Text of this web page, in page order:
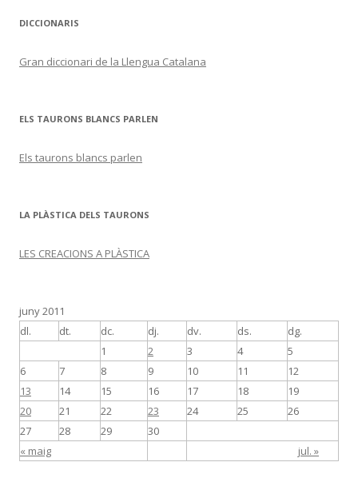
DICCIONARIS
Gran diccionari de la Llengua Catalana
ELS TAURONS BLANCS PARLEN
Els taurons blancs parlen
LA PLÀSTICA DELS TAURONS
LES CREACIONS A PLÀSTICA
juny 2011
dl.
dt. dc. dj. dv. ds. dg.
« maig jul. »
1 2 3 4
5
6
7 8 9 10 11
12
13
14 15 16 17 18
19
20
21 22 23 24 25
26
27
28 29 30